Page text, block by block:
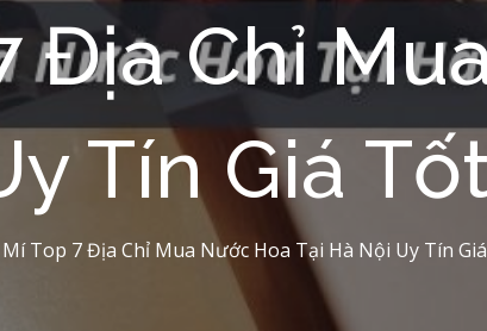
Địa Chỉ
Tín Giá
Top 7 Địa Chỉ Mua Nước Hoa Tại Hà Nội Uy Tín